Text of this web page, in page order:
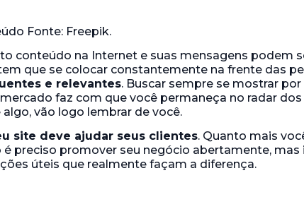
conteúdo na Internet e suas mensagens podem
que se colocar constantemente na frente das
e relevantes. Buscar sempre se mostrar
faz com que você permaneça no radar
vão logo lembrar de você.
site deve ajudar seus clientes. Quanto mais
é preciso promover seu negócio abertamente,
úteis que realmente façam a diferença.